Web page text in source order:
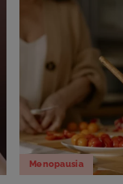
Menopausia